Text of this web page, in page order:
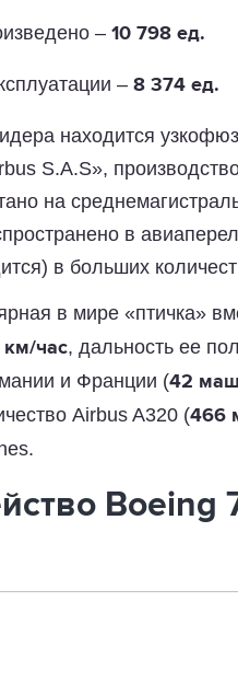
– 10 798 ед.
– 8 374 ед.
находится
S.A.S»,
на
в
в больших
в мире «птичка»
час, дальность ее
и Франции (42
Airbus A320 (466
Boeing